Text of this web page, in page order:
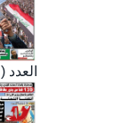
العدد ( 1902)